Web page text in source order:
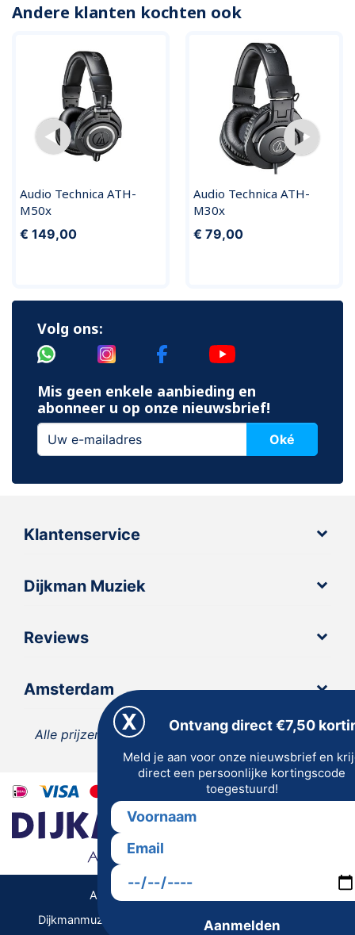
Andere klanten kochten ook
Audio Technica ATH-
M50x
€ 149,00
Audio Technica ATH-
M30x
€ 79,00
Volg ons:
Mis geen enkele aanbieding en
abonneer u op onze nieuwsbrief!
Oké
Klantenservice
Dijkman Muziek
Reviews
Amsterdam
Alle prijzen zijn inclusief 21% BTW, tenzij anders
vermeld.
Dijkmanmuziek 2026 © | Alle rechten voorbehouden
Algemene Voorwaarden | Privacy
Ontvang direct €7,50
Meld je aan voor onze nieuwsbrief en
direct een persoonlijke kortingscode
toegestuurd!
Aanmelden